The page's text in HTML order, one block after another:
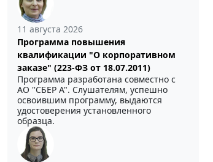
11 августа 2026
Программа повышения
квалификации "О корпоративном
заказе" (223-ФЗ от 18.07.2011)
Программа разработана совместно с
АО ''СБЕР А". Слушателям, успешно
освоившим программу, выдаются
удостоверения установленного
образца.